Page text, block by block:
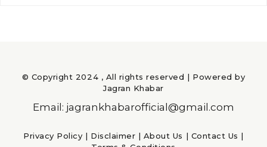
© Copyright 2024 , All rights reserved | Powered by
Jagran Khabar
Email: jagrankhabarofficial@gmail.com
Privacy Policy | Disclaimer | About Us | Contact Us |